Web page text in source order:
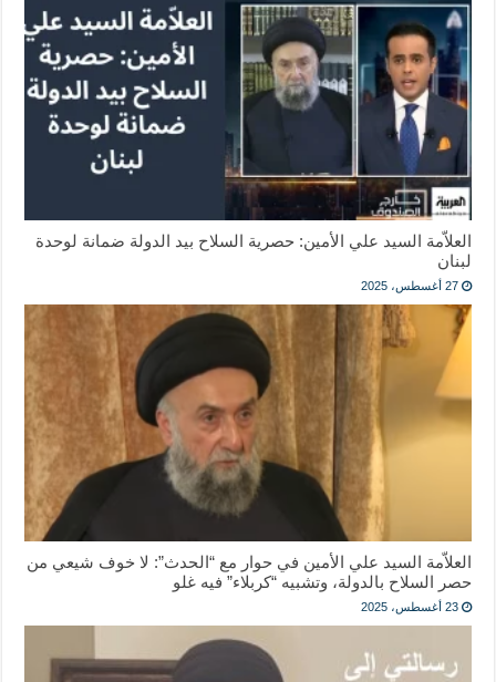
العلاّمة السيد علي الأمين: حصرية السلاح بيد الدولة ضمانة لوحدة
لبنان
27 أغسطس، 2025
العلاّمة السيد علي الأمين في حوار مع “الحدث”: لا خوف شيعي من
حصر السلاح بالدولة، وتشبيه “كربلاء” فيه غلو
23 أغسطس، 2025